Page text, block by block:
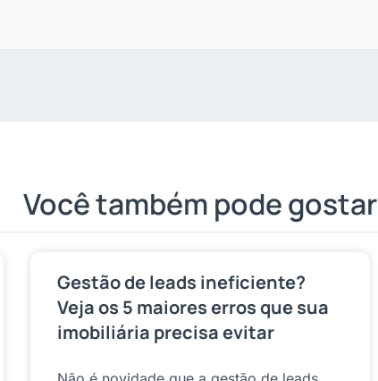
Você também pode gostar
Gestão de leads ineficiente?
Veja os 5 maiores erros que sua
imobiliária precisa evitar